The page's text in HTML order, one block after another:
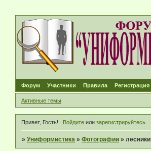
Форум Участники Правила Регистрация
Активные темы
Привет, Гость! Войдитеили зарегистрируйтесь.
»Униформистика »Фотографии »лесники